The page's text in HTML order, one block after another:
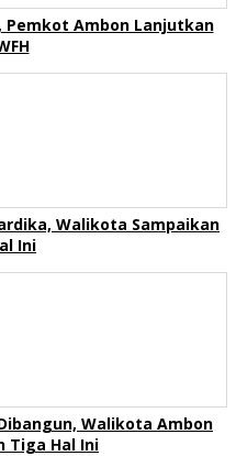
Pemkot Ambon Lanjutkan
Walikota Sampaikan
Ini
Walikota Ambon
Tiga Hal Ini